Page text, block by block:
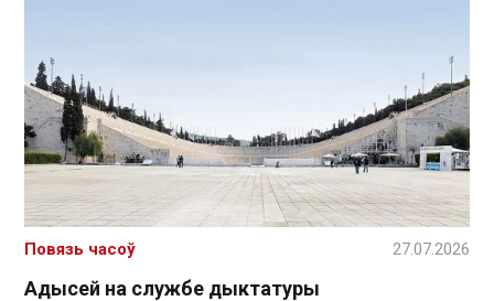
Адысей на службе дыктатуры
Повязь часоў 27.07.2026